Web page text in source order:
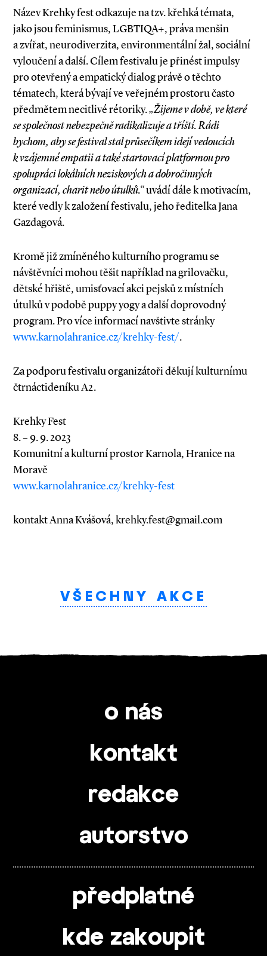
Název Krehky fest odkazuje na tzv. křehká témata,
jako jsou feminismus, LGBTIQA+, práva menšin
a zvířat, neurodiverzita, environmentální žal, sociální
vyloučení a další. Cílem festivalu je přinést impulsy
pro otevřený a empatický dialog právě o těchto
tématech, která bývají ve veřejném prostoru často
předmětem necitlivé rétoriky.„Žijeme v době, ve které
se společnost nebezpečně radikalizuje a tříští. Rádi
bychom, aby se festival stal průsečíkem idejí vedoucích
k vzájemné empatii a také startovací platformou pro
spolupráci lokálních neziskových a dobročinných
organizací, charit nebo útulků.“uvádí dále k motivacím,
které vedly k založení festivalu, jeho ředitelka Jana
Gazdagová.
Kromě již zmíněného kulturního programu se
návštěvníci mohou těšit například na grilovačku,
dětské hřiště, umisťovací akci pejsků z místních
útulků v podobě puppy yogy a další doprovodný
program. Pro více informací navštivte stránky
www.karnolahranice.cz/krehky-fest/.
Za podporu festivalu organizátoři děkují kulturnímu
čtrnáctideníku A2.
Krehky Fest
8. – 9. 9. 2023
Komunitní a kulturní prostor Karnola, Hranice na
Moravě
www.karnolahranice.cz/krehky-fest
kontakt Anna Kvášová, krehky.fest@gmail.com
VŠECHNY AKCE
o nás
kontakt
redakce
autorstvo
předplatné
kde zakoupit